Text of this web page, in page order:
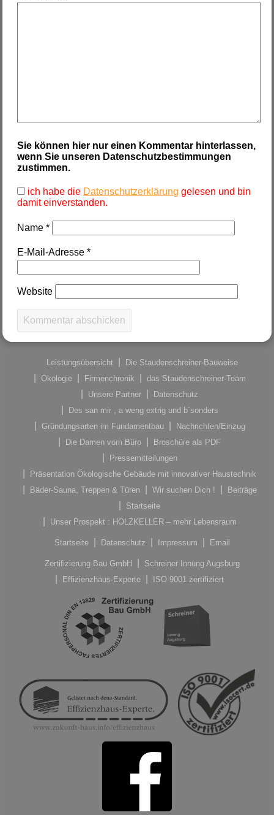
Sie können hier nur einen Kommentar hinterlassen,
wenn Sie unseren Datenschutzbestimmungen
zustimmen.
ich habe die Datenschutzerklärung gelesen und bin
damit einverstanden.
Name*
E-Mail-Adresse*
Website
Leistungsübersicht
Die Staudenschreiner-Bauweise
Ökologie
Firmenchronik
das Staudenschreiner-Team
Unsere Partner
Datenschutz
Des san mir , a weng extrig und b´sonders
Gründungsarten im Fundamentbau
Nachrichten/Einzug
Die Damen vom Büro
Broschüre als PDF
Pressemitteilungen
Präsentation Ökologische Gebäude mit innovativer Haustechnik
Bäder-Sauna, Treppen & Türen
Wir suchen Dich !
Beiträge
Startseite
Unser Prospekt : HOLZKELLER – mehr Lebensraum
Startseite Datenschutz Impressum Email
Zertifizierung Bau GmbH
Schreiner Innung Augsburg
Effizienzhaus-Experte
ISO 9001 zertifiziert